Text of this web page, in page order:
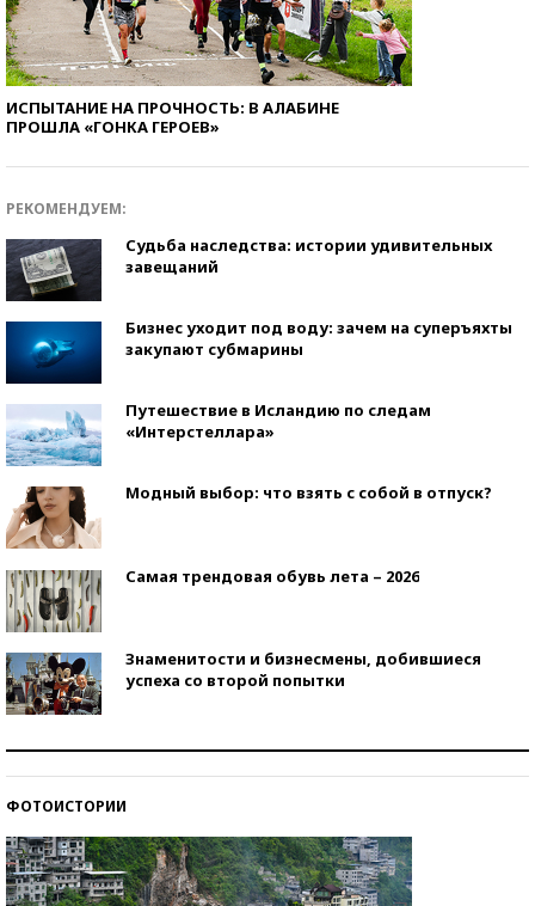
ИСПЫТАНИЕ НА ПРОЧНОСТЬ: В АЛАБИНЕ
ПРОШЛА «ГОНКА ГЕРОЕВ»
РЕКОМЕНДУЕМ:
Судьба наследства: истории удивительных
завещаний
Бизнес уходит под воду: зачем на суперъяхты
закупают субмарины
Путешествие в Исландию по следам
«Интерстеллара»
Модный выбор: что взять с собой в отпуск?
Самая трендовая обувь лета – 2026
Знаменитости и бизнесмены, добившиеся
успеха со второй попытки
ФОТОИСТОРИИ